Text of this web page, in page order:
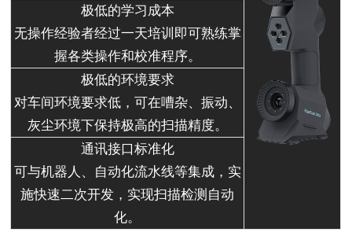
极低的学习成本
无操作经验者经过一天培训即可熟练掌
握各类操作和校准程序。
极低的环境要求
对车间环境要求低，可在嘈杂、振动、
灰尘环境下保持极高的扫描精度。
通讯接口标准化
可与机器人、自动化流水线等集成，实
施快速二次开发，实现扫描检测自动
化。